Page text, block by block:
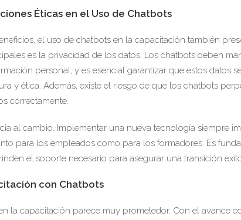
Éticas en el Uso de Chatbots
el uso de chatbots en la capacitación también
es la privacidad de los datos. Los chatbots deben
personal, y es esencial garantizar que estos datos
y ética. Además, existe el riesgo de que los chatbots
correctamente.
al cambio. Implementar una nueva tecnología siempre
para los empleados como para los formadores. Es
el soporte necesario para asegurar una transición
con Chatbots
la capacitación parece muy prometedor. Con el avance